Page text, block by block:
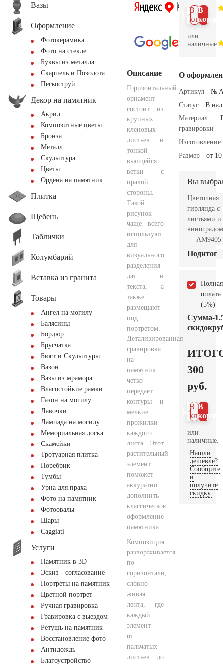
Вазы
Оформление
Фотокерамика
Фото на стекле
Буквы из металла
Скарпель и Позолота
Пескоструй
Декор на памятник
Акрил
Композитные цветы
Бронза
Металл
Скульптура
Цветы
Ордена на памятник
Плитка
Щебень
Таблички
Колумбарий
Вставка из гранита
Товары
Ангел на могилу
Балясины
Бордюр
Брусчатка
Бюст и Скульптуры
Вазон
Вазы из мрамора
Влагостойкие рамки
Газон на могилу
Лавочки
Лампада на могилу
Мемориальная доска
Скамейки
Тротуарная плитка
Поребрик
Тумбы
Урна для праха
Фото на памятник
Фотоовалы
Шары
Сaggiati
Услуги
Памятник в 3D
Эскиз - согласование
Портреты на памятник
Цветной портрет
Ручная гравировка
Гравировка с выездом
Ретушь на памятник
Восстановление фото
Антидождь
Благоустройство
Описание
Горизонтальный
орнамент
состоит из
крупных
кленовых
листьев и
тонкой
вьющейся
ветки с
правой
стороны.
Такой
рисунок
чаще всего
используют
для
визуального
разделения
дат и
текста, а
также
размещают
под
портретом.
Детализированная
гравировка
на
памятник
четко
передает
контуры и
мелкие
прожилки
каждого
листа. Этот
растительный
элемент
поможет
аккуратно
дополнить
классическое
оформление
памятника.
Композиция
разворачивается
по
горизонтали,
словно
живая
лента, где
каждый
элемент —
от
пальчатых
листьев до
В
В 1
клик
или
наличные.
О
Артикул
№
Статус
В
Материал
гравировки
Изготовление
Размер
от
Вы
Цветочная
гирлянда с
листьями и
виноградом
— AM9405
Подитог
Полная
оплата
(5%)
Сумма
скидок
-
300
руб.
В
В 1
клик
или
наличные.
Нашли
дешевле?
Сообщите
и
получите
скидку.